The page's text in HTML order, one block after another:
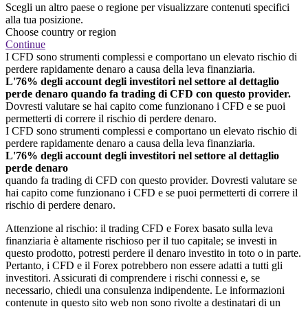
Scegli un altro paese o regione per visualizzare contenuti specifici
alla tua posizione.
Choose country or region
Continue
I CFD sono strumenti complessi e comportano un elevato rischio di
perdere rapidamente denaro a causa della leva finanziaria.
L'76% degli account degli investitori nel settore al dettaglio
perde denaro quando fa trading di CFD con questo provider.
Dovresti valutare se hai capito come funzionano i CFD e se puoi
permetterti di correre il rischio di perdere denaro.
I CFD sono strumenti complessi e comportano un elevato rischio di
perdere rapidamente denaro a causa della leva finanziaria.
L'76% degli account degli investitori nel settore al dettaglio
perde denaro
quando fa trading di CFD con questo provider. Dovresti valutare se
hai capito come funzionano i CFD e se puoi permetterti di correre il
rischio di perdere denaro.
Attenzione al rischio: il trading CFD e Forex basato sulla leva
finanziaria è altamente rischioso per il tuo capitale; se investi in
questo prodotto, potresti perdere il denaro investito in toto o in parte.
Pertanto, i CFD e il Forex potrebbero non essere adatti a tutti gli
investitori. Assicurati di comprendere i rischi connessi e, se
necessario, chiedi una consulenza indipendente. Le informazioni
contenute in questo sito web non sono rivolte a destinatari di un